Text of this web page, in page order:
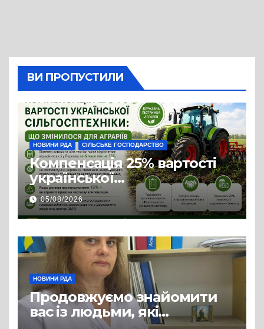
ВИ ПРОПУСТИЛИ
НОВИНИ РДА СІЛЬСЬКЕ ГОСПОДАРСТВО
Компенсація 25% вартості
української
сільгосптехніки: що
змінилося для аграріїв
05/08/2026
НОВИНИ РДА
Продовжуємо знайомити
вас із людьми, які